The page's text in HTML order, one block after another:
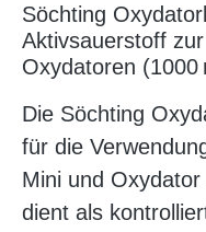
Söchting
Aktivsauerstoff
Oxydatoren (1000
Die Söchting
für die
Mini und
dient als